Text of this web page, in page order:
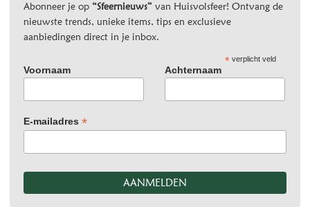
Abonneer je op “Sfeernieuws” van Huisvolsfeer! Ontvang de
nieuwste trends, unieke items, tips en exclusieve
aanbiedingen direct in je inbox.
*verplicht veld
Voornaam Achternaam
E-mailadres *